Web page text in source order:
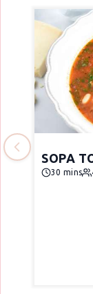
SOPA
30 mins